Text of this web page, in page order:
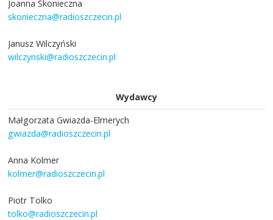
Joanna Skonieczna
skonieczna@radioszczecin.pl
Janusz Wilczyński
wilczynski@radioszczecin.pl
Wydawcy
Małgorzata Gwiazda-Elmerych
gwiazda@radioszczecin.pl
Anna Kolmer
kolmer@radioszczecin.pl
Piotr Tolko
tolko@radioszczecin.pl